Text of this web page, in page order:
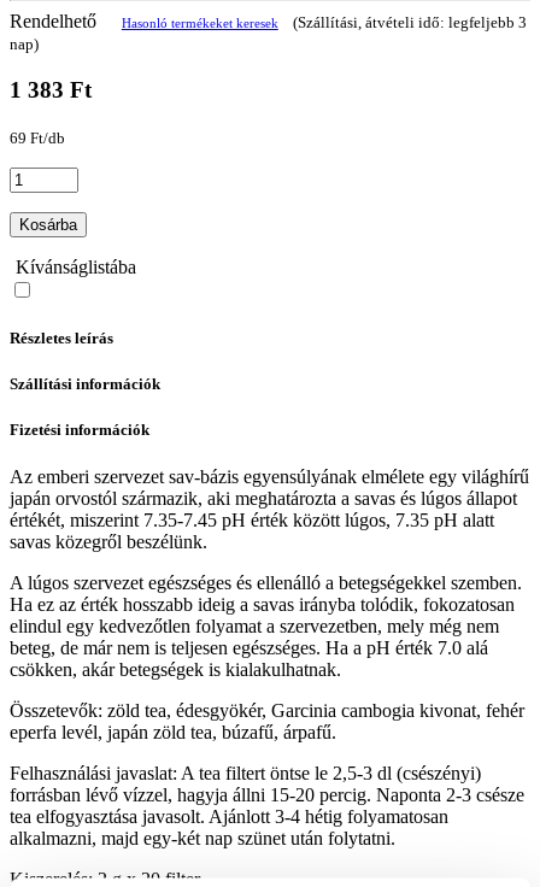
Rendelhető Hasonló termékeket keresek
(Szállítási, átvételi idő: legfeljebb 3
nap)
1 383 Ft
69 Ft/db
Kosárba
Kívánságlistába
Részletes leírás
Szállítási információk
Fizetési információk
Az emberi szervezet sav-bázis egyensúlyának elmélete egy világhírű
japán orvostól származik, aki meghatározta a savas és lúgos állapot
értékét, miszerint 7.35-7.45 pH érték között lúgos, 7.35 pH alatt
savas közegről beszélünk.
A lúgos szervezet egészséges és ellenálló a betegségekkel szemben.
Ha ez az érték hosszabb ideig a savas irányba tolódik, fokozatosan
elindul egy kedvezőtlen folyamat a szervezetben, mely még nem
beteg, de már nem is teljesen egészséges. Ha a pH érték 7.0 alá
csökken, akár betegségek is kialakulhatnak.
Összetevők: zöld tea, édesgyökér, Garcinia cambogia kivonat, fehér
eperfa levél, japán zöld tea, búzafű, árpafű.
Felhasználási javaslat: A tea filtert öntse le 2,5-3 dl (csészényi)
forrásban lévő vízzel, hagyja állni 15-20 percig. Naponta 2-3 csésze
tea elfogyasztása javasolt. Ajánlott 3-4 hétig folyamatosan
alkalmazni, majd egy-két nap szünet után folytatni.
Kiszerelés: 2 g x 20 filter.